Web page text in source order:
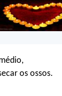
os ossos.